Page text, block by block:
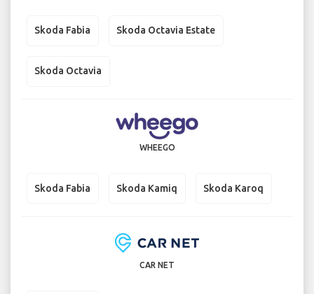
Skoda Fabia Skoda Octavia Estate
Skoda Octavia
WHEEGO
Skoda Fabia Skoda Kamiq Skoda Karoq
CAR NET